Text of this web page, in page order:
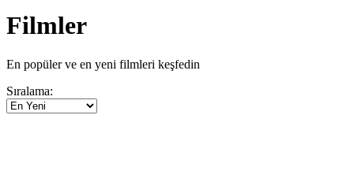
Filmler
En popüler ve en yeni filmleri keşfedin
Sıralama: